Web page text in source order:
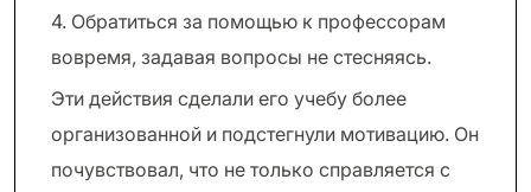
4. Обратиться за помощью к профессорам
вовремя, задавая вопросы не стесняясь.
Эти действия сделали его учебу более
организованной и подстегнули мотивацию. Он
почувствовал, что не только справляется с